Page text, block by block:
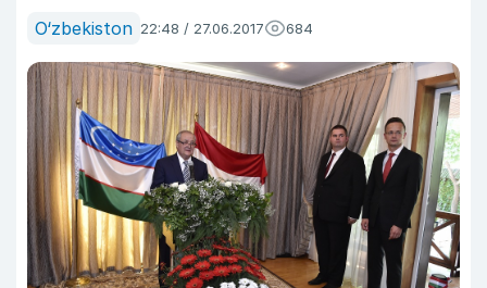
O‘zbekiston 22:48 / 27.06.2017 684